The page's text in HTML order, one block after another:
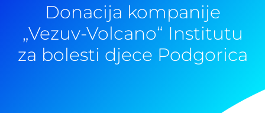
Donacija kompanije
„Vezuv-Volcano“ Institutu
za bolesti djece Podgorica